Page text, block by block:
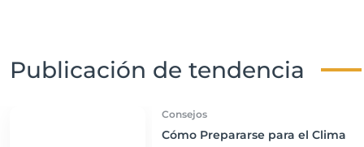
Publicación de tendencia
Consejos
Cómo Prepararse para el Clima